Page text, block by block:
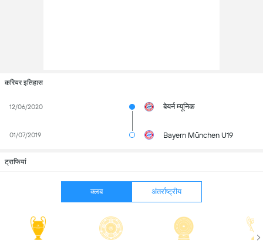
करियर इतिहास
12/06/2020 बेयर्न म्यूनिक
01/07/2019 Bayern München U19
ट्राफियां
क्लब अंतर्राष्ट्रीय